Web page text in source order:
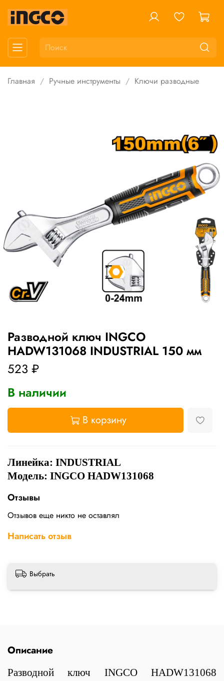
Главная Ручные инструменты Ключи разводные
Разводной ключ INGCO
HADW131068 INDUSTRIAL 150 мм
523 ₽
В наличии
В корзину
Линейка: INDUSTRIAL
Модель: INGCO HADW131068
Отзывы
Отзывов еще никто не оставлял
Написать отзыв
Выбрать
Описание
Разводной ключ INGCO HADW131068